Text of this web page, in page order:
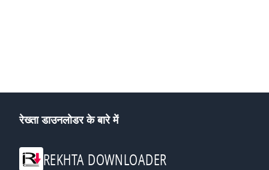
रेख्ता डाउनलोडर के बारे में
REKHTA DOWNLOADER